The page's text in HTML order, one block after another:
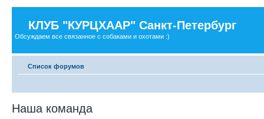
КЛУБ "КУРЦХААР" Санкт-Петербург
Обсуждаем все связанное с собаками и охотами :)
Список форумов
Наша команда